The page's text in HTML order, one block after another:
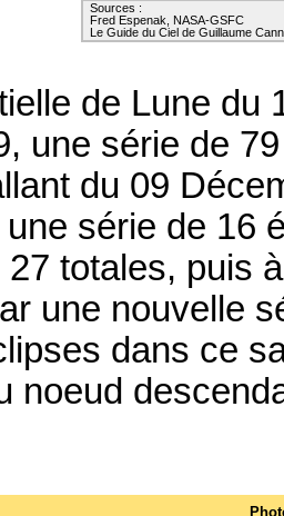
Sources :
Fred Espenak, NASA-GSFC
Le Guide du Ciel de Guillaume
de Lune du
une série de
du 09
série de 16
totales, puis
une nouvelle
dans ce
noeud